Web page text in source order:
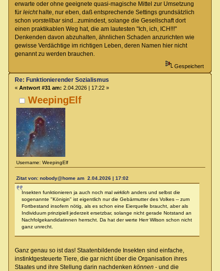
erwarte oder ohne geeignete quasi-magische Mittel zur Umsetzung
für leichthalte, nur eben, daß entsprechende Settings grundsätzlich
schon vorstellbarsind...zumindest, solange die Gesellschaft dort
einen praktikablen Weg hat, die am lautesten "Ich, ich, ICH!!!"
Denkenden davon abzuhalten, ähnlichen Schaden anzurichten wie
gewisse Verdächtige im richtigen Leben, deren Namen hier nicht
genannt zu werden brauchen.
Gespeichert
WeepingElf
Username: WeepingElf
Re: Funktionierender Sozialismus
« Antwort #31 am: 2.04.2026 | 17:22 »
Zitat von: nobody@home am 2.04.2026 | 17:02
Insekten funktionieren ja auch noch mal wirklich anders und selbst die
sogenannte "Königin" ist eigentlich nur die Gebärmutter des Volkes -- zum
Fortbestand insofern nötig, als es schon eine Eierquelle braucht, aber als
Individuum prinzipiell jederzeit ersetzbar, solange nicht gerade Notstand an
Nachfolgekandidatinnen herrscht. Da hat der werte Herr Wilson schon nicht
ganz unrecht.
Ganz genau so ist das! Staatenbildende Insekten sind einfache,
instinktgesteuerte Tiere, die gar nicht über die Organisation ihres
Staates und ihre Stellung darin nachdenken können - und die